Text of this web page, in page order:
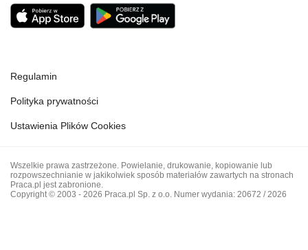
Regulamin
Polityka prywatności
Ustawienia Plików Cookies
Wszelkie prawa zastrzeżone. Powielanie, drukowanie, kopiowanie lub
rozpowszechnianie w jakikolwiek sposób materiałów zawartych na stronach
Praca.pl jest zabronione.
Copyright © 2003 - 2026 Praca.pl Sp. z o.o. Numer wydania: 20672 / 2026